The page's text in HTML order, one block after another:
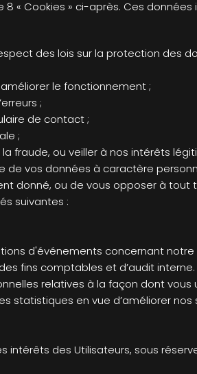
« Cookies » ci-après. Ces données
des lois sur la protection des
améliorer le fonctionnement ;
;
de contact ;
;
fraude, ou veiller à nos intérêts
vos données à caractère
donné, ou de vous opposer à
suivantes :
d'événements concernant
fins comptables et d’audit
relatives à la façon dont
en vue d’améliorer
intérêts des Utilisateurs, sous